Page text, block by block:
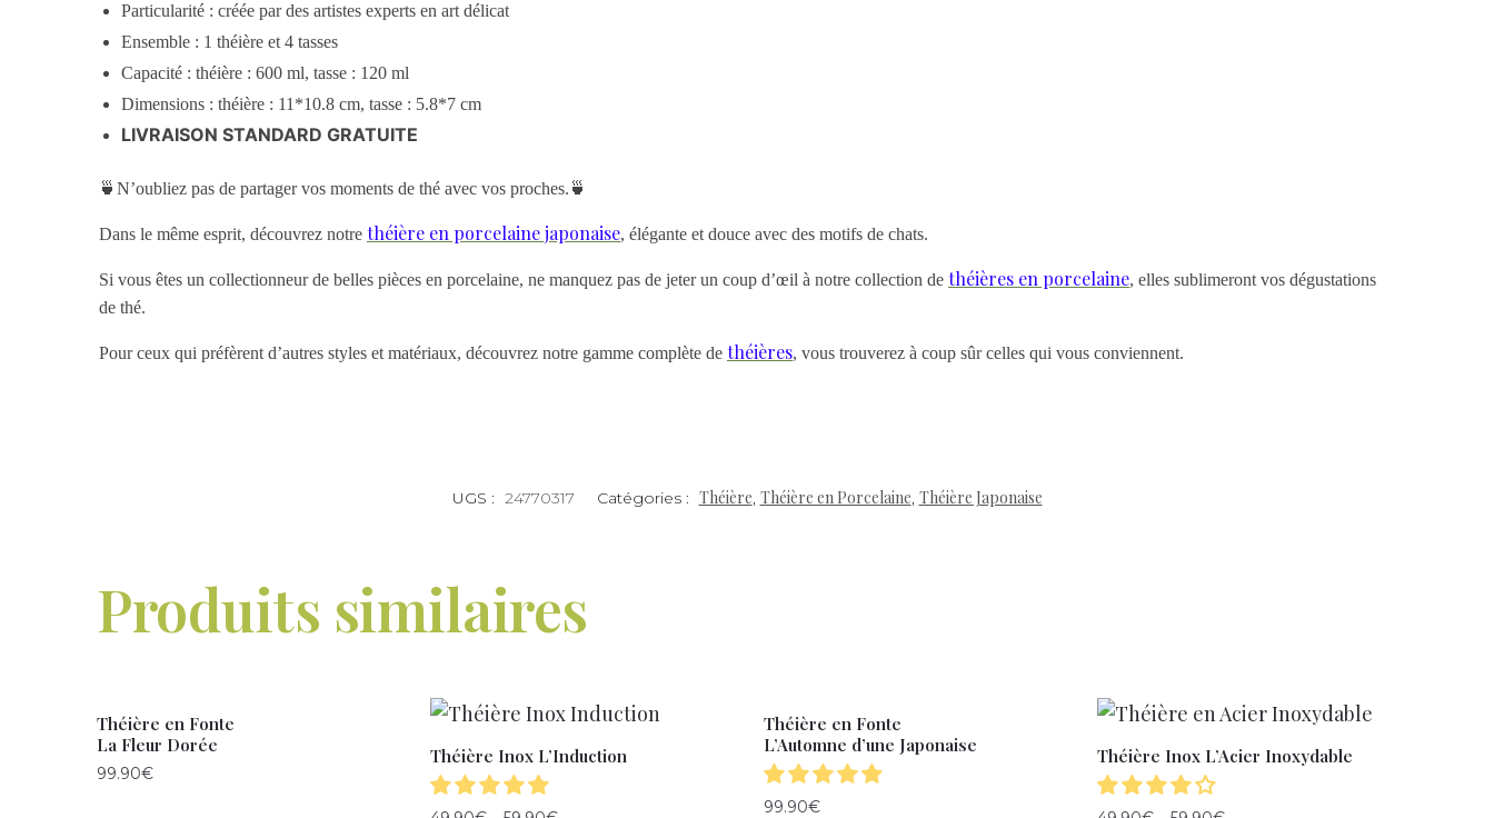
Particularité : créée par des artistes experts en art délicat
Ensemble : 1 théière et 4 tasses
Capacité : théière : 600 ml, tasse : 120 ml
Dimensions : théière : 11*10.8 cm, tasse : 5.8*7 cm
LIVRAISON STANDARD GRATUITE
🍵N’oubliez pas de partager vos moments de thé avec vos proches.🍵
Dans le même esprit, découvrez notre théière en porcelaine japonaise, élégante et douce avec des motifs de chats.
Si vous êtes un collectionneur de belles pièces en porcelaine, ne manquez pas de jeter un coup d’œil à notre collection de théières en porcelaine, elles sublimeront vos dégustations
de thé.
Pour ceux qui préfèrent d’autres styles et matériaux, découvrez notre gamme complète de théières, vous trouverez à coup sûr celles qui vous conviennent.
UGS : 24770317 Catégories : Théière, Théière en Porcelaine, Théière Japonaise
Produits similaires
Théière en Fonte
La Fleur Dorée
99.90€
Théière Inox L’Induction
Théière en Fonte
L’Automne d’une Japonaise
99.90€
Théière Inox L’Acier Inoxydable